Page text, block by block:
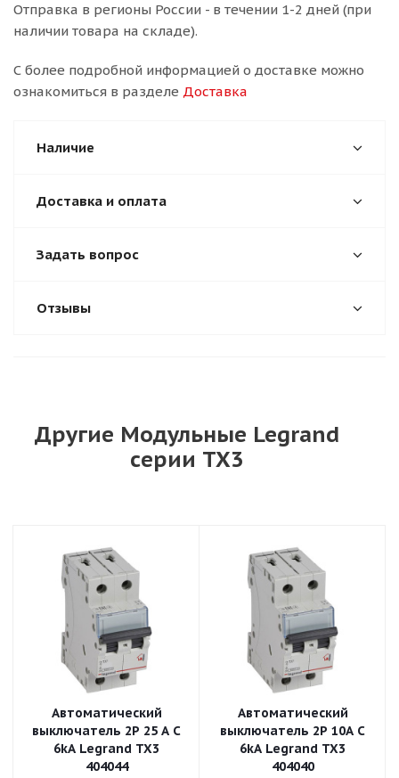
Отправка в регионы России - в течении 1-2 дней (при
наличии товара на складе).
С более подробной информацией о доставке можно
ознакомиться в разделе Доставка
Наличие
Доставка и оплата
Задать вопрос
Отзывы
Другие Модульные Legrand
серии TX3
Автоматический
выключатель 2P 25 A C
6kA Legrand TX3
404044
Автоматический
выключатель 2P 10A C
6kA Legrand TX3
404040